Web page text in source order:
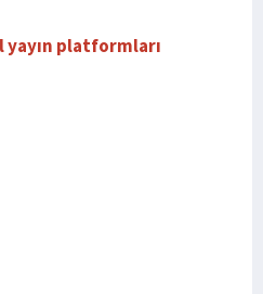
platformları